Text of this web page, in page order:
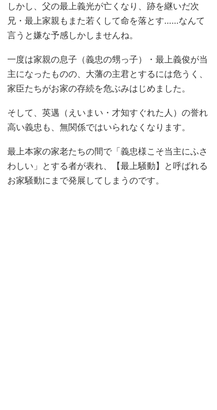
しかし、父の最上義光が亡くなり、跡を継いだ次
兄・最上家親もまた若くして命を落とす……なんて
言うと嫌な予感しかしませんね。
一度は家親の息子（義忠の甥っ子）・最上義俊が当
主になったものの、大藩の主君とするには危うく、
家臣たちがお家の存続を危ぶみはじめました。
そして、英邁（えいまい・才知すぐれた人）の誉れ
高い義忠も、無関係ではいられなくなります。
最上本家の家老たちの間で「義忠様こそ当主にふさ
わしい」とする者が表れ、【最上騒動】と呼ばれる
お家騒動にまで発展してしまうのです。